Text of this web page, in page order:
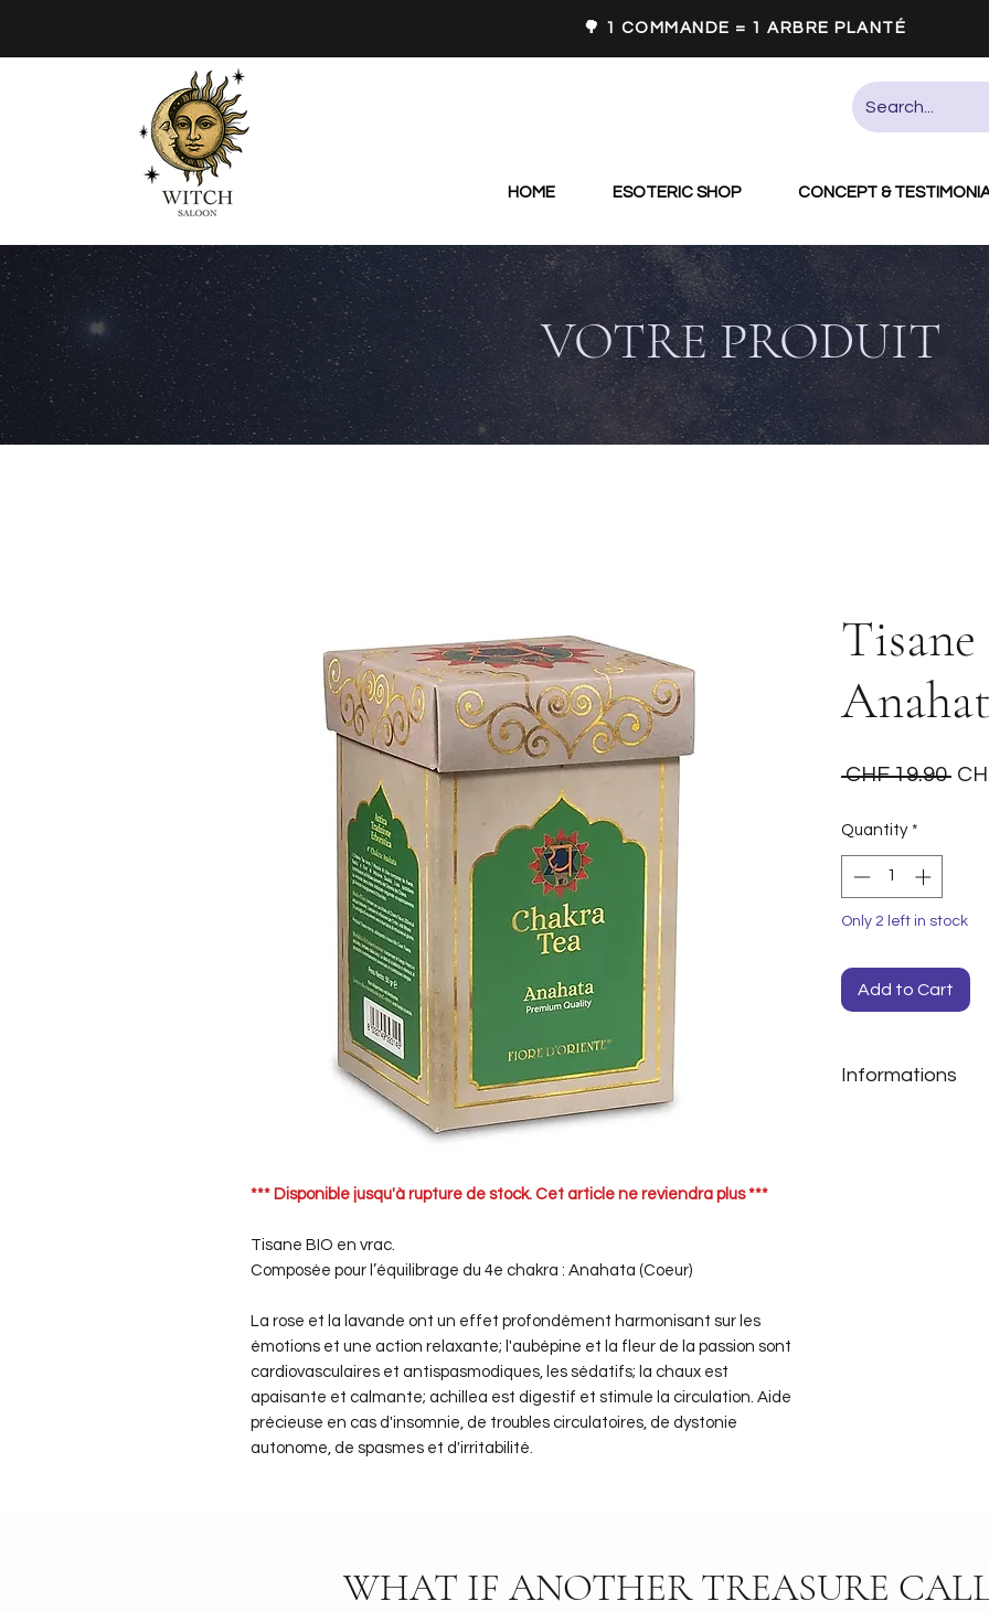
🌳 1 COMMANDE = 1 ARBRE PLANTÉ
HOME ESOTERIC SHOP CONCEPT &
VOTRE PRODUIT
*** Disponible jusqu'à rupture de stock. Cet article ne reviendra plus ***
Tisane BIO en vrac.
Composée pour l’équilibrage du 4e chakra : Anahata (Coeur)
La rose et la lavande ont un effet profondément harmonisant sur les
émotions et une action relaxante; l'aubépine et la fleur de la passion sont
cardiovasculaires et antispasmodiques, les sédatifs; la chaux est
apaisante et calmante; achillea est digestif et stimule la circulation. Aide
précieuse en cas d'insomnie, de troubles circulatoires, de dystonie
autonome, de spasmes et d'irritabilité.
CHF 19.90
Quantity *
Only 2 left in stock
Add to Cart
Informations
WHAT IF ANOTHER TREASURE